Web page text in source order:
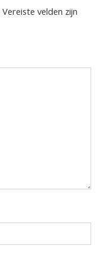
Vereiste velden zijn